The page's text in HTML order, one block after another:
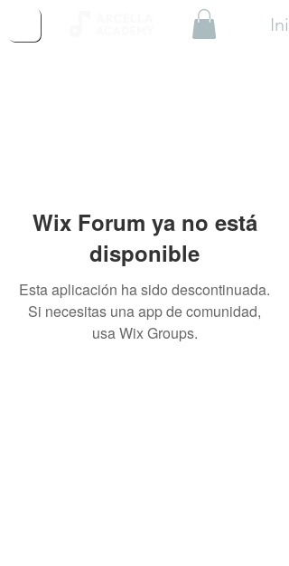
Wix Forum ya no está
disponible
Esta aplicación ha sido descontinuada.
Si necesitas una app de comunidad,
usa Wix Groups.